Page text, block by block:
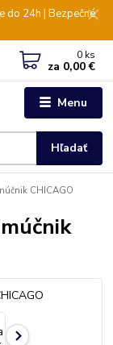
do 24h | Bezpečné
Menu
Hľadať
0 ks
za 0,00 €
CHICAGO